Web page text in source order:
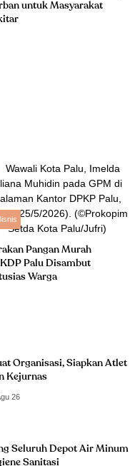
untuk Masyarakat
Pangan Murah
Palu Disambut
Warga
Organisasi, Siapkan Atlet
Kejurnas
26
Seluruh Depot Air Minum
Sanitasi